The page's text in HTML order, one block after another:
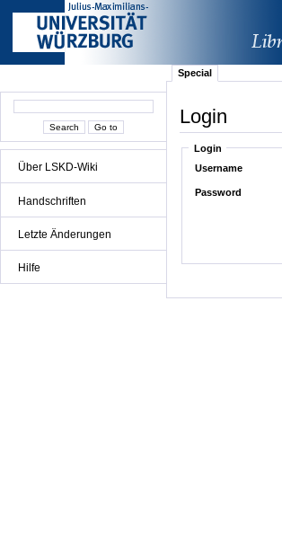
Über LSKD-Wiki
Handschriften
Letzte Änderungen
Hilfe
Special
Login
Login
Username
Password